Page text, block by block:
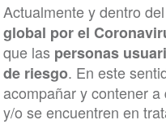
Actualmente y dentro del
global por el
que las personas
de riesgo. En este
acompañar y contener
y/o se encuentren en